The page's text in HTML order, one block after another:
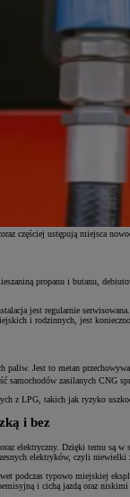
częściej ustępują miejsca
propanu i butanu,
jest regularnie
i rodzinnych, jest
paliw. Jest to metan
samochodów zasilanych CNG
z LPG, takich jak ryzyko
i bez
elektryczny. Dzięki temu są
elektryków, czyli niewielki
podczas typowo miejskiej
i cichą jazdą oraz niskimi